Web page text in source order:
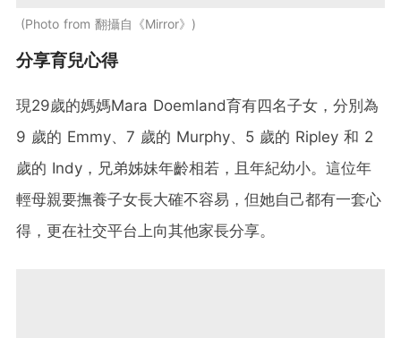
Photo from 翻攝自《Mirror》
分享育兒心得
現29歲的媽媽Mara Doemland育有四名子女，分別為
9 歲的 Emmy、7 歲的 Murphy、5 歲的 Ripley 和 2
歲的 Indy，兄弟姊妹年齡相若，且年紀幼小。這位年
輕母親要撫養子女長大確不容易，但她自己都有一套心
得，更在社交平台上向其他家長分享。